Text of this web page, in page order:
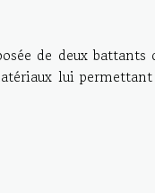
de deux battants
lui